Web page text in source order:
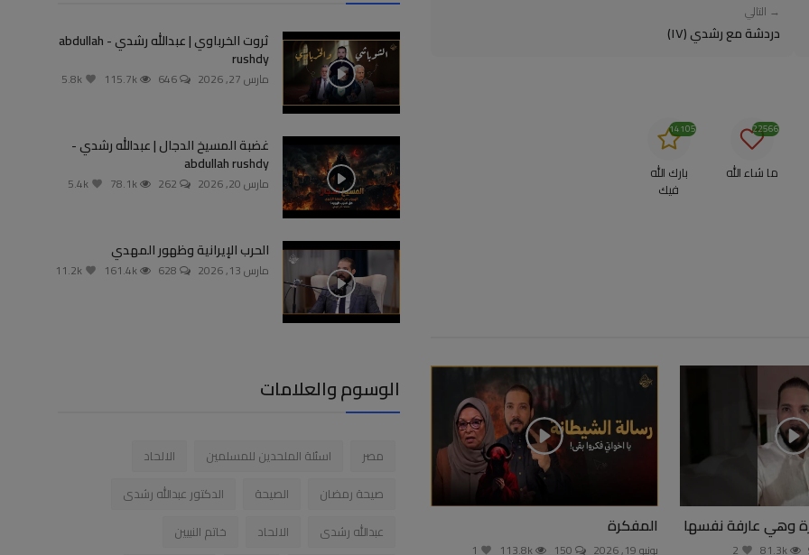
→ التالي
دردشة مع رشدي (١٧)
ما شاء الله
22566
بارك الله
فيك
14105
وهي عارفة نفسها
81.3k
المفكرة
يونيو 19, 2026 113.8k
ثروت الخرباوي | عبدالله رشدي - abdullah
rushdy
مارس 27, 2026 646
115.7k
غضبة المسيخ الدجال | عبدالله رشدي -
abdullah rushdy
مارس 20, 2026 262
78.1k
الحرب الإيرانية وظهور المهدي
مارس 13, 2026 628
161.4k
الوسوم والعلامات
مصر اسئلة الملحدين للمسلمين
الالحاد
صيحة رمضان
الصيحة
الدكتور عبدالله رشدى
عبدالله رشدى
الالحاد خاتم النبيين